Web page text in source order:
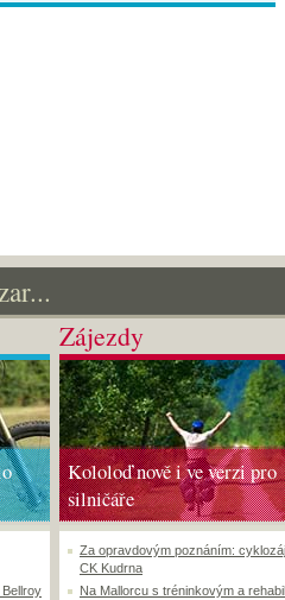
Zájezdy
Kololoď nově i ve verzi pro
silničáře
Za opravdovým poznáním:
CK Kudrna
Na Mallorcu s tréninkovým a